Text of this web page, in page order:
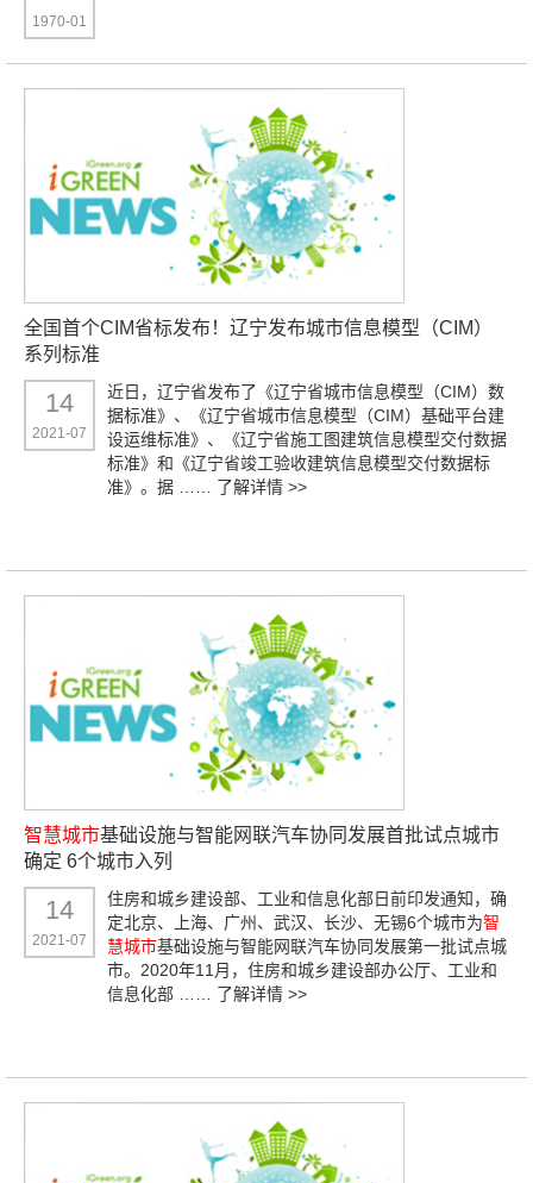
1970-01
全国首个CIM省标发布！辽宁发布城市信息模型（CIM）
系列标准
14
2021-07
近日，辽宁省发布了《辽宁省城市信息模型（CIM）数
据标准》、《辽宁省城市信息模型（CIM）基础平台建
设运维标准》、《辽宁省施工图建筑信息模型交付数据
标准》和《辽宁省竣工验收建筑信息模型交付数据标
准》。据 …… 了解详情 >>
智慧城市基础设施与智能网联汽车协同发展首批试点城市
确定 6个城市入列
14
2021-07
住房和城乡建设部、工业和信息化部日前印发通知，确
定北京、上海、广州、武汉、长沙、无锡6个城市为智
慧城市基础设施与智能网联汽车协同发展第一批试点城
市。2020年11月，住房和城乡建设部办公厅、工业和
信息化部 …… 了解详情 >>